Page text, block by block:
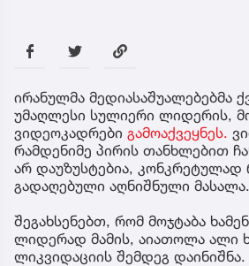
ირანულმა მედიასაშუალებებმა
უმაღლესი სულიერი ლიდერის,
ვიდეოკადრები გამოაქვეყნეს.
რამდენიმე პირის თანხლებით
არ დაუზუსტებია, კონკრეტულად
გადაღებული აღნიშნული მასალა.
შეგახსენებთ, რომ მოჯტაბა
ლიდერად მამის, აიათოლა ალი
ლიკვიდაციის შემდეგ დაინიშნა.